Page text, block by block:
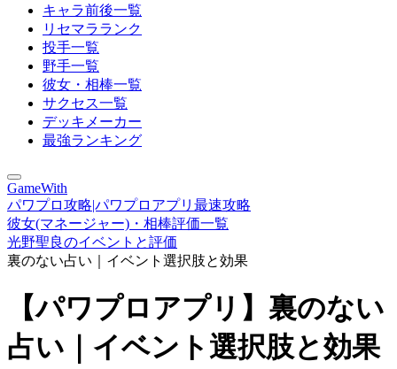
キャラ前後一覧
リセマラランク
投手一覧
野手一覧
彼女・相棒一覧
サクセス一覧
デッキメーカー
最強ランキング
GameWith
パワプロ攻略|パワプロアプリ最速攻略
彼女(マネージャー)・相棒評価一覧
光野聖良のイベントと評価
裏のない占い｜イベント選択肢と効果
【パワプロアプリ】裏のない
占い｜イベント選択肢と効果